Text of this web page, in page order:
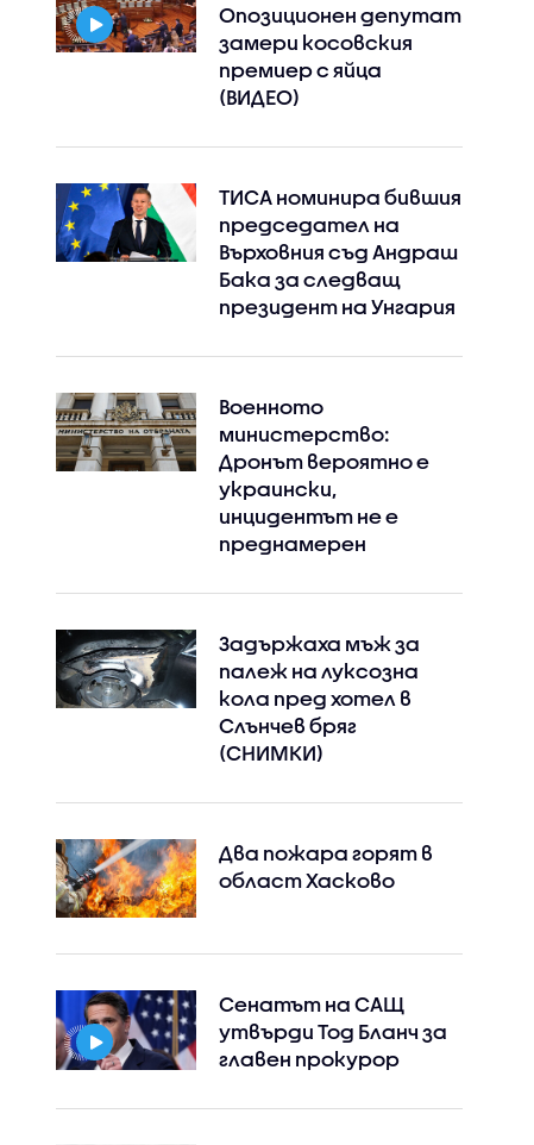
Опозиционен депутат
замери косовския
премиер с яйца
(ВИДЕО)
ТИСА номинира бившия
председател на
Върховния съд Андраш
Бака за следващ
президент на Унгария
Военното
министерство:
Дронът вероятно е
украински,
инцидентът не е
преднамерен
Задържаха мъж за
палеж на луксозна
кола пред хотел в
Слънчев бряг
(СНИМКИ)
Два пожара горят в
област Хасково
Сенатът на САЩ
утвърди Тод Бланч за
главен прокурор